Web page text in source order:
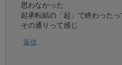
思わなかった
起承転結の「起」で終わった
その通りって感じ
返信